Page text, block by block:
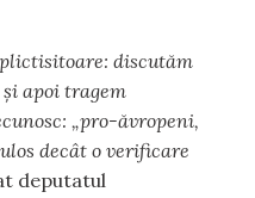
discutăm
apoi tragem
„pro-ăvropeni,
decât o verificare
deputatul